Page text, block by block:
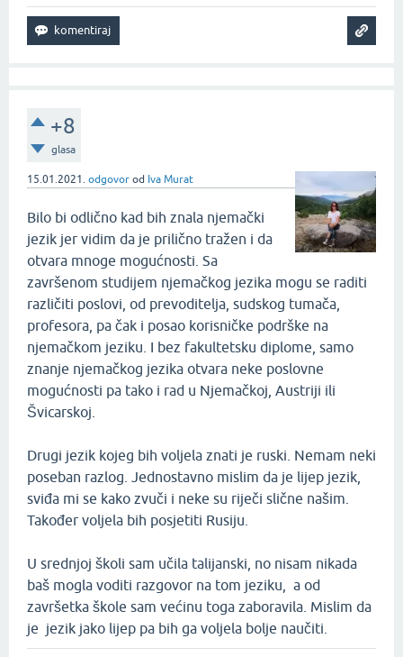
+8
glasa
15.01.2021. odgovor od Iva Murat
Bilo bi odlično kad bih znala njemački
jezik jer vidim da je prilično tražen i da
otvara mnoge mogućnosti. Sa
završenom studijem njemačkog jezika mogu se raditi
različiti poslovi, od prevoditelja, sudskog tumača,
profesora, pa čak i posao korisničke podrške na
njemačkom jeziku. I bez fakultetsku diplome, samo
znanje njemačkog jezika otvara neke poslovne
mogućnosti pa tako i rad u Njemačkoj, Austriji ili
Švicarskoj.
Drugi jezik kojeg bih voljela znati je ruski. Nemam neki
poseban razlog. Jednostavno mislim da je lijep jezik,
sviđa mi se kako zvuči i neke su riječi slične našim.
Također voljela bih posjetiti Rusiju.
U srednjoj školi sam učila talijanski, no nisam nikada
baš mogla voditi razgovor na tom jeziku, a od
završetka škole sam većinu toga zaboravila. Mislim da
je jezik jako lijep pa bih ga voljela bolje naučiti.